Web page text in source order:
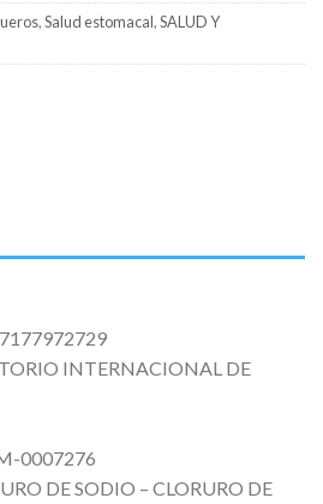
,Salud estomacal,SALUD Y
INTERNACIONAL DE
0007276
DE SODIO – CLORURO DE